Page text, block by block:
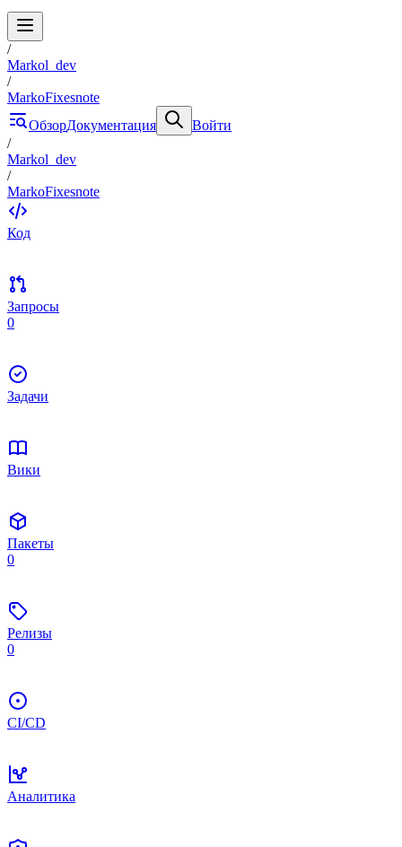
/
Markol_dev
/
MarkoFixesnote
ОбзорДокументация
Войти
/
Markol_dev
/
MarkoFixesnote
Код
Запросы
0
Задачи
Вики
Пакеты
0
Релизы
0
CI/CD
Аналитика